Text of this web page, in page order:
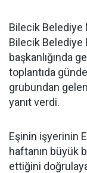
Bilecik Belediye
Bilecik Belediye
başkanlığında
toplantıda
grubundan
yanıt verdi.
Eşinin işyerinin
haftanın büyük
ettiğini